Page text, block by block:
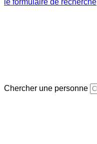
Chercher une personne